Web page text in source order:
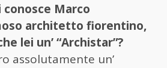
Marco
architetto fiorentino,
lei un’ “Archistar”?
assolutamente un’